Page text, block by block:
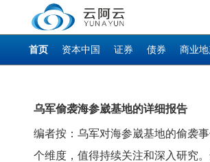
首页 资本中国 证券 债券 商业
乌军偷袭海参崴基地的详细报告
编者按：乌军对海参崴基地的偷袭
个维度，值得持续关注和深入研究